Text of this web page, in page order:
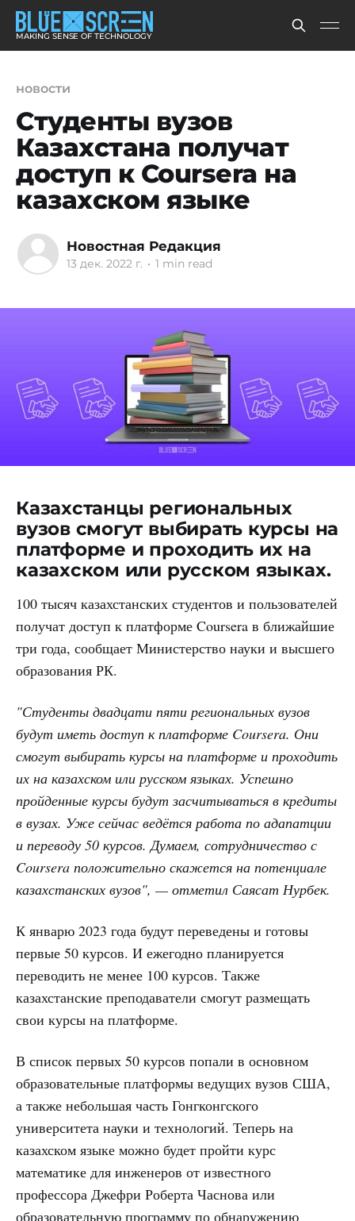
MAKING SENSE OF TECHNOLOGY
новости
Студенты вузов
Казахстана получат
доступ к Coursera на
казахском языке
Новостная Редакция
13 дек. 2022 г. • 1 min read
Казахстанцы региональных
вузов смогут выбирать курсы на
платформе и проходить их на
казахском или русском языках.
100 тысяч казахстанских студентов и пользователей
получат доступ к платформе Coursera в ближайшие
три года, сообщает Министерство науки и высшего
образования РК.
"Студенты двадцати пяти региональных вузов
будут иметь доступ к платформе Coursera. Они
смогут выбирать курсы на платформе и проходить
их на казахском или русском языках. Успешно
пройденные курсы будут засчитываться в кредиты
в вузах. Уже сейчас ведётся работа по адапатции
и переводу 50 курсов. Думаем, сотрудничество с
Coursera положительно скажется на потенциале
казахстанских вузов", — отметил Саясат Нурбек.
К январю 2023 года будут переведены и готовы
первые 50 курсов. И ежегодно планируется
переводить не менее 100 курсов. Также
казахстанские преподаватели смогут размещать
свои курсы на платформе.
В список первых 50 курсов попали в основном
образовательные платформы ведущих вузов США,
а также небольшая часть Гонгконгского
университета науки и технологий. Теперь на
казахском языке можно будет пройти курс
математике для инженеров от известного
профессора Джефри Роберта Часнова или
образовательную программу по обнаружению